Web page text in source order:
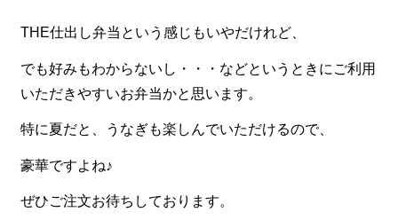
お知らせ
THE仕出し弁当という感じもいやだけれど、
でも好みもわからないし・・・などというときにご利用
いただきやすいお弁当かと思います。
特に夏だと、うなぎも楽しんでいただけるので、
豪華ですよね♪
ぜひご注文お待ちしております。